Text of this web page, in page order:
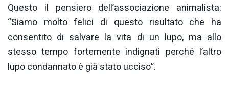
Questo il pensiero dell’associazione animalista:
“Siamo molto felici di questo risultato che ha
consentito di salvare la vita di un lupo, ma allo
stesso tempo fortemente indignati perché l’altro
lupo condannato è già stato ucciso”.